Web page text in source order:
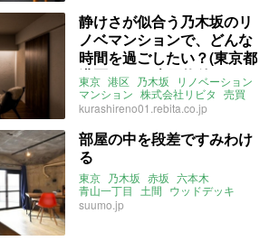
静けさが似合う乃木坂のリ
ノベマンションで、どんな
時間を過ごしたい？(東京都
港区38㎡の売買物件)
東京 港区 乃木坂
リノベーション
マンション 株式会社リビタ 売買
kurashireno01.rebita.co.jp
部屋の中を段差ですみわけ
る
東京 乃木坂 赤坂 六本木
青山一丁目
土間 ウッドデッキ
suumo.jp